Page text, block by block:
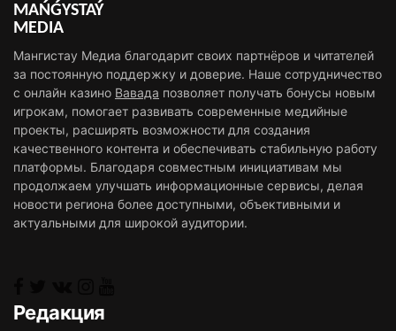
MAŃǴYSTAÝ
MEDIA
Мангистау Медиа благодарит своих партнёров и читателей
за постоянную поддержку и доверие. Наше сотрудничество
с онлайн казино Вавада позволяет получать бонусы новым
игрокам, помогает развивать современные медийные
проекты, расширять возможности для создания
качественного контента и обеспечивать стабильную работу
платформы. Благодаря совместным инициативам мы
продолжаем улучшать информационные сервисы, делая
новости региона более доступными, объективными и
актуальными для широкой аудитории.
Редакция